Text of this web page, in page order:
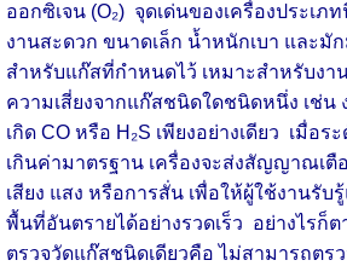
ออกซิเจน (O₂) จุดเด่นของเครื่องประเภ
งานสะดวก ขนาดเล็ก น้ำหนักเบา และมั
สำหรับแก๊สที่กำหนดไว้ เหมาะสำหรับง
ความเสี่ยงจากแก๊สชนิดใดชนิดหนึ่ง เช่
เกิด CO หรือ H₂S เพียงอย่างเดียว เมื่อ
เกินค่ามาตรฐาน เครื่องจะส่งสัญญาณเตื
เสียง แสง หรือการสั่น เพื่อให้ผู้ใช้งานรับ
พื้นที่อันตรายได้อย่างรวดเร็ว อย่างไรก็
ตรวจวัดแก๊สชนิดเดียวคือ ไม่สามารถตร